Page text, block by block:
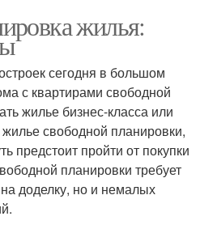
жилья:
сегодня в большом
с квартирами свободной
жилье бизнес-класса или
свободной планировки,
предстоит пройти от покупки
планировки требует
доделку, но и немалых